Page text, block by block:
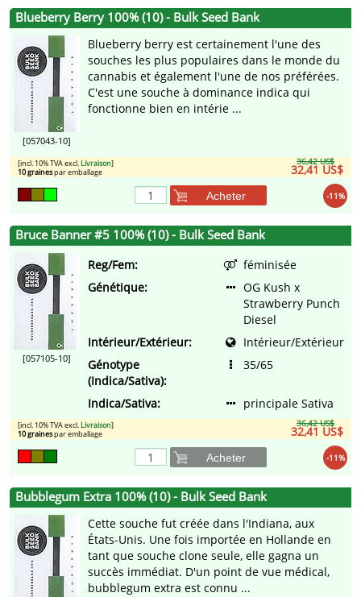
Blueberry Berry 100% (10) - Bulk Seed Bank
[057043-10]
Blueberry berry est certainement l'une des
souches les plus populaires dans le monde du
cannabis et également l'une de nos préférées.
C'est une souche à dominance indica qui
fonctionne bien en intérie ...
36,42 US$
32,41 US$
[incl. 10% TVA excl. Livraison]
10 grainespar emballage
-11%
Acheter
Bruce Banner #5 100% (10) - Bulk Seed Bank
[057105-10]
Reg/Fem:
féminisée
Génétique:
OG Kush x
Strawberry Punch
Diesel
Intérieur/Extérieur:
Intérieur/Extérieur
Génotype
(Indica/Sativa):
35/65
Indica/Sativa: principale Sativa
36,42 US$
32,41 US$
[incl. 10% TVA excl. Livraison]
10 grainespar emballage
-11%
Acheter
Bubblegum Extra 100% (10) - Bulk Seed Bank
Cette souche fut créée dans l'Indiana, aux
États-Unis. Une fois importée en Hollande en
tant que souche clone seule, elle gagna un
succès immédiat. D'un point de vue médical,
bubblegum extra est connu ...